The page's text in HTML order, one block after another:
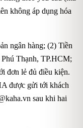
không áp dụng hóa
ngân hàng; (2) Tiền
Thạnh, TP.HCM;
đơn lẻ đủ điều kiện.
được gửi tới khách
sau khi hai